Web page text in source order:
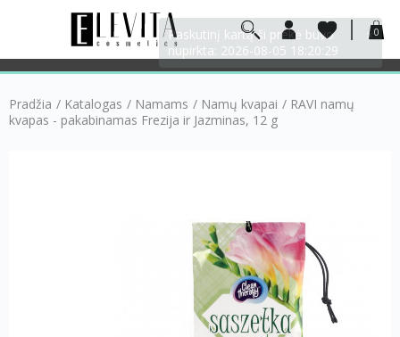
0
Pradžia / Katalogas / Namams / Namų kvapai / RAVI namų
kvapas - pakabinamas Frezija ir Jazminas, 12 g